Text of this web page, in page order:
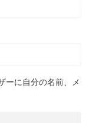
ーに自分の名前、メ